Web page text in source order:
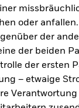
oder
der
der beiden
der ersten
– etwaige